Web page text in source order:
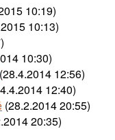
10:19)
10:13)
10:30)
(28.4.2014 12:56)
12:40)
(28.2.2014 20:55)
20:35)